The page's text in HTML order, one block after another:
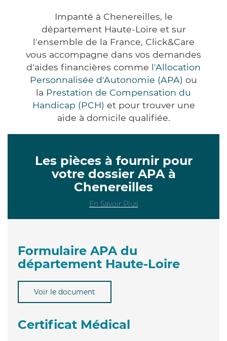
Impanté à Chenereilles, le
département Haute-Loire et sur
l'ensemble de la France, Click&Care
vous accompagne dans vos demandes
d'aides financières comme l'Allocation
Personnalisée d'Autonomie (APA) ou
la Prestation de Compensation du
Handicap (PCH) et pour trouver une
aide à domicile qualifiée.
Les pièces à fournir pour
votre dossier APA à
Chenereilles
En Savoir Plus
Formulaire APA du
département Haute-Loire
Voir le document
Certificat Médical